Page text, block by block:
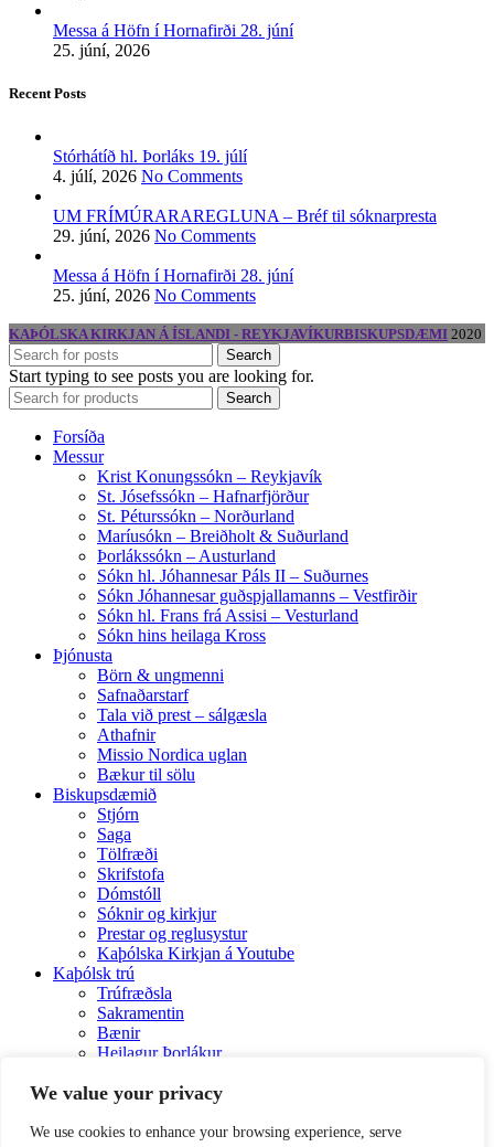
We value your privacy
We use cookies to enhance your browsing experience, serve
Messa á Höfn í Hornafirði 28. júní
25. júní, 2026
Recent Posts
Stórhátíð hl. Þorláks 19. júlí
4. júlí, 2026 No Comments
UM FRÍMÚRARAREGLUNA – Bréf til sóknarpresta
29. júní, 2026 No Comments
Messa á Höfn í Hornafirði 28. júní
25. júní, 2026 No Comments
KAÞÓLSKA KIRKJAN Á ÍSLANDI - REYKJAVÍKURBISKUPSDÆMI 2020
Search
Start typing to see posts you are looking for.
Search
Forsíða
Messur
Krist Konungssókn – Reykjavík
St. Jósefssókn – Hafnarfjörður
St. Péturssókn – Norðurland
Maríusókn – Breiðholt & Suðurland
Þorlákssókn – Austurland
Sókn hl. Jóhannesar Páls II – Suðurnes
Sókn Jóhannesar guðspjallamanns – Vestfirðir
Sókn hl. Frans frá Assisi – Vesturland
Sókn hins heilaga Kross
Þjónusta
Börn & ungmenni
Safnaðarstarf
Tala við prest – sálgæsla
Athafnir
Missio Nordica uglan
Bækur til sölu
Biskupsdæmið
Stjórn
Saga
Tölfræði
Skrifstofa
Dómstóll
Sóknir og kirkjur
Prestar og reglusystur
Kaþólska Kirkjan á Youtube
Kaþólsk trú
Trúfræðsla
Sakramentin
Bænir
Heilagur Þorlákur
Árbók
Hafa samband